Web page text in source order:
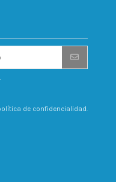
de confidencialidad.